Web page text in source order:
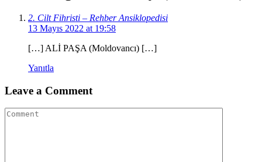
2. Cilt Fihristi – Rehber Ansiklopedisi
13 Mayıs 2022 at 19:58
[…] ALİ PAŞA (Moldovancı) […]
Yanıtla
Leave a Comment